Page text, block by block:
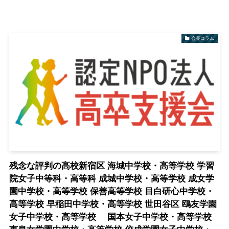
会長コラム
残念な評判の高校新宿区 海城中学校・高等学校 学習
院女子中等科・高等科 成城中学校・高等学校 成女学
園中学校・高等学校 保善高等学校 目白研心中学校・
高等学校 早稲田中学校・高等学校 世田谷区 鴎友学園
女子中学校・高等学校 国本女子中学校・高等学校